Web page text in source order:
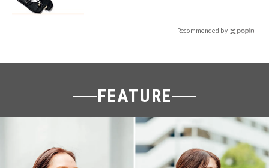
Recommended by
FEATURE